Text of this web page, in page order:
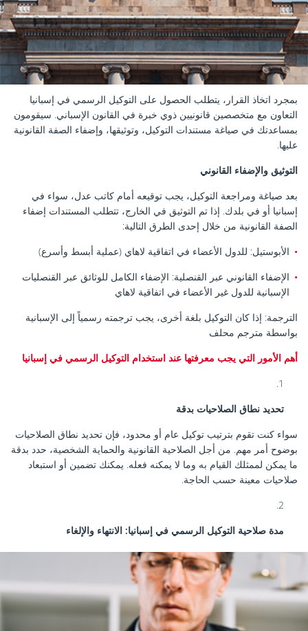
بمجرد اتخاذ القرار، يتطلب الحصول على التوكيل الرسمي في إسبانيا
التعاون مع متخصصين قانونيين ذوي خبرة في القانون الإسباني. سيقومون
بمساعدتك في صياغة مستندات التوكيل، وتوثيقها، وإضفاء الصفة القانونية
عليها.
التوثيق والإضفاء القانوني
بعد صياغة ومراجعة التوكيل، يجب توقيعه أمام كاتب عدل، سواء في
إسبانيا أو في بلدك. إذا تم التوثيق في الخارج، تتطلب المستندات إضفاء
الصفة القانونية من خلال إحدى الطرق التالية:
الأبوستيل: للدول الأعضاء في اتفاقية لاهاي (عملية أبسط وأسرع)
الإضفاء القانوني عبر القنصلية: الإضفاء الكامل للوثائق عبر القنصليات
الإسبانية للدول غير الأعضاء في اتفاقية لاهاي
الترجمة: إذا كان التوكيل بلغة أخرى، يجب ترجمته رسمياً إلى الإسبانية
بواسطة مترجم محلف
أهم الأمور التي يجب معرفتها عند استخدام التوكيل الرسمي في إسبانيا
تحديد نطاق الصلاحيات بدقة
سواء كنت تقوم بترتيب توكيل عام أو محدود، فإن تحديد نطاق الصلاحيات
بوضوح أمر مهم. من أجل الصلاحية القانونية والحماية الشخصية، حدد بدقة
ما يمكن لممثلك القيام به وما لا يمكنه فعله. يمكنك تضمين أو استبعاد
صلاحيات معينة حسب الحاجة.
مدة صلاحية التوكيل الرسمي في إسبانيا: الانتهاء والإلغاء